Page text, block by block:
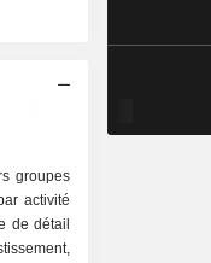
groupes
activité